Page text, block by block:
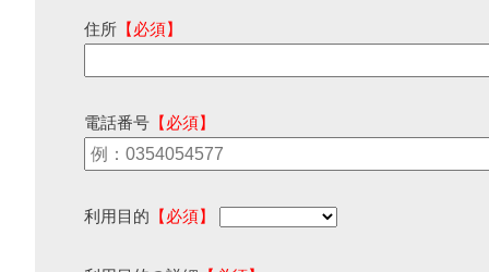
住所 【必須】
電話番号 【必須】
利用目的 【必須】